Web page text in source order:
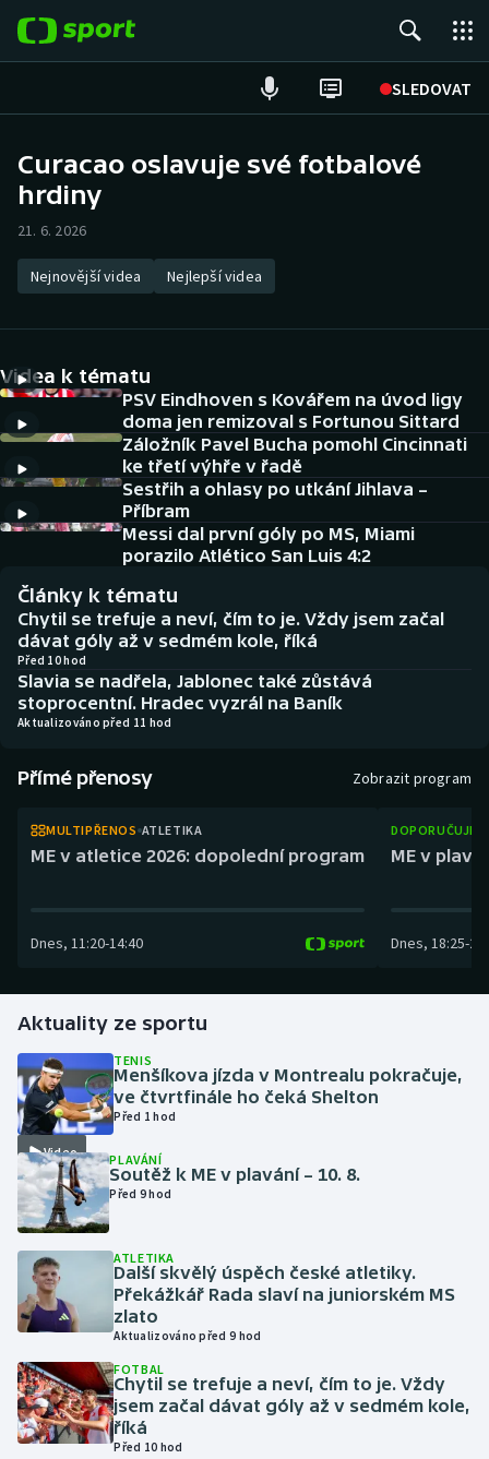
SLEDOVAT
ME v plavání
Hokej
DALŠÍ SPORTY
Americký fotbal
Baseball a softbal
Basketbal
Biatlon
Boby a skeleton
Box
Curling
Futsal
Golf
Gymnastika
Házená
Jezdectví
Judo
Krasobruslení
Lezení
Lyže a snowboard
NEPŘEHLÉDNĚTE
Historické návraty
Aplikace ČT sport
AZ kvíz
Curacao oslavuje své fotbalové
hrdiny
21. 6. 2026
Nejnovější videa Nejlepší videa
Videa k tématu
PSV Eindhoven s Kovářem na úvod ligy
doma jen remizoval s Fortunou Sittard
Záložník Pavel Bucha pomohl Cincinnati
ke třetí výhře v řadě
Sestřih a ohlasy po utkání Jihlava –
Příbram
Messi dal první góly po MS, Miami
porazilo Atlético San Luis 4:2
Články k tématu
Chytil se trefuje a neví, čím to je. Vždy jsem začal
dávat góly až v sedmém kole, říká
Před 10 hod
Slavia se nadřela, Jablonec také zůstává
stoprocentní. Hradec vyzrál na Baník
Aktualizováno před 11 hod
Přímé přenosy Zobrazit program
MULTIPŘENOS ATLETIKA
ME v atletice 2026: dopolední program
Dnes, 11:20-14:40
ME v
Dnes, 18:25-
Aktuality ze sportu
Video
TENIS
Menšíkova jízda v Montrealu pokračuje,
ve čtvrtfinále ho čeká Shelton
Před 1 hod
PLAVÁNÍ
Soutěž k ME v plavání – 10. 8.
Před 9 hod
ATLETIKA
Další skvělý úspěch české atletiky.
Překážkář Rada slaví na juniorském MS
zlato
Aktualizováno před 9 hod
FOTBAL
Chytil se trefuje a neví, čím to je. Vždy
jsem začal dávat góly až v sedmém kole,
říká
Před 10 hod